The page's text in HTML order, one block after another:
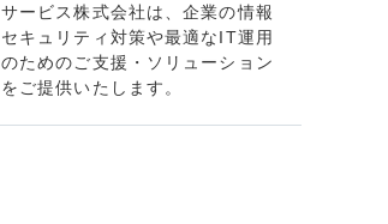
サービス株式会社は、企業の情報
セキュリティ対策や最適なIT運用
のためのご支援・ソリューション
をご提供いたします。